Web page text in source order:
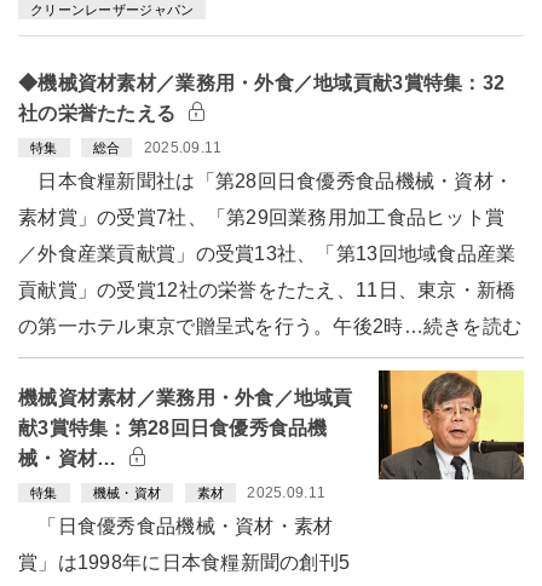
クリーンレーザージャパン
◆機械資材素材／業務用・外食／地域貢献3賞特集：32
社の栄誉たたえる
特集 総合 2025.09.11
日本食糧新聞社は「第28回日食優秀食品機械・資材・
素材賞」の受賞7社、「第29回業務用加工食品ヒット賞
／外食産業貢献賞」の受賞13社、「第13回地域食品産業
貢献賞」の受賞12社の栄誉をたたえ、11日、東京・新橋
の第一ホテル東京で贈呈式を行う。午後2時…続きを読む
機械資材素材／業務用・外食／地域貢
献3賞特集：第28回日食優秀食品機
械・資材…
特集 機械・資材 素材 2025.09.11
「日食優秀食品機械・資材・素材
賞」は1998年に日本食糧新聞の創刊5